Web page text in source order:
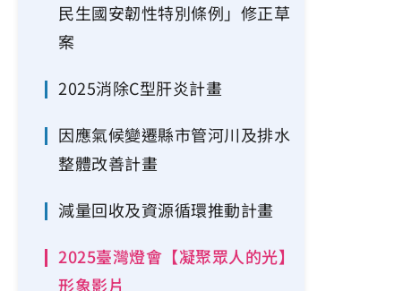
民生國安韌性特別條例」修正草
案
2025消除C型肝炎計畫
因應氣候變遷縣市管河川及排水
整體改善計畫
減量回收及資源循環推動計畫
2025臺灣燈會【凝聚眾人的光】
形象影片